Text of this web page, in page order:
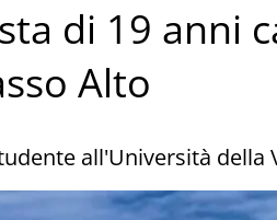
di 19 anni
Alto
all'Università della